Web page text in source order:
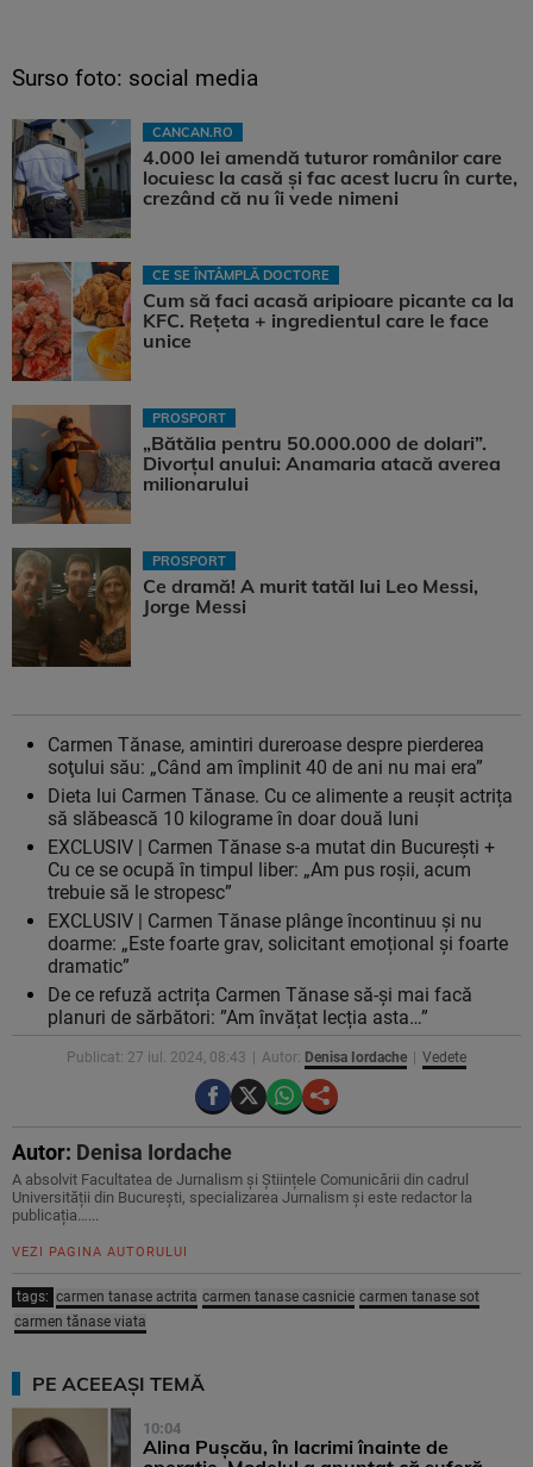
Surso foto: social media
CANCAN.RO
4.000 lei amendă tuturor românilor care
locuiesc la casă și fac acest lucru în curte,
crezând că nu îi vede nimeni
CE SE ÎNTÂMPLĂ DOCTORE
Cum să faci acasă aripioare picante ca la
KFC. Rețeta + ingredientul care le face
unice
PROSPORT
„Bătălia pentru 50.000.000 de dolari”.
Divorțul anului: Anamaria atacă averea
milionarului
PROSPORT
Ce dramă! A murit tatăl lui Leo Messi,
Jorge Messi
Carmen Tănase, amintiri dureroase despre pierderea
soţului său: „Când am împlinit 40 de ani nu mai era”
Dieta lui Carmen Tănase. Cu ce alimente a reușit actrița
să slăbească 10 kilograme în doar două luni
EXCLUSIV | Carmen Tănase s-a mutat din București +
Cu ce se ocupă în timpul liber: „Am pus roșii, acum
trebuie să le stropesc”
EXCLUSIV | Carmen Tănase plânge încontinuu și nu
doarme: „Este foarte grav, solicitant emoțional și foarte
dramatic”
De ce refuză actrița Carmen Tănase să-și mai facă
planuri de sărbători: ”Am învățat lecția asta…”
Publicat: 27 iul. 2024, 08:43 Autor: Denisa Iordache Vedete
Autor: Denisa Iordache
A absolvit Facultatea de Jurnalism și Științele Comunicării din cadrul
Universității din București, specializarea Jurnalism și este redactor la
publicația…...
VEZI PAGINA AUTORULUI
tags: carmen tanase actrita carmen tanase casnicie carmen tanase sot
carmen tănase viata
PE ACEEAȘI TEMĂ
10:04
Alina Pușcău, în lacrimi înainte de